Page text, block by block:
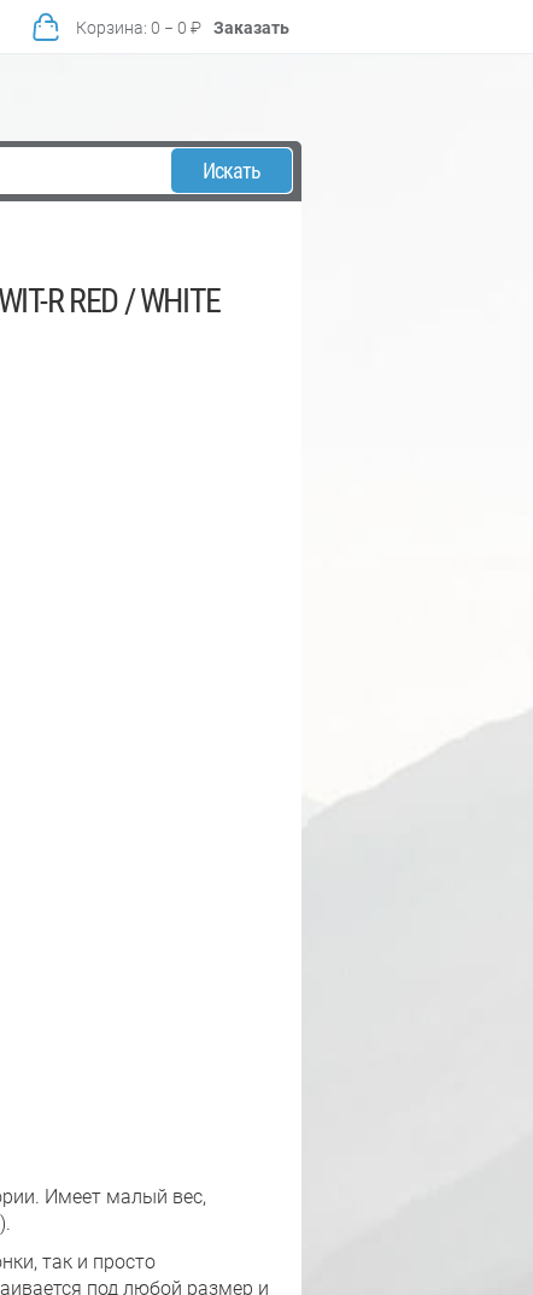
Корзина: 0 − 0 ₽ Заказать
Искать
R RED / WHITE
Имеет малый вес,
так и просто
под любой размер и